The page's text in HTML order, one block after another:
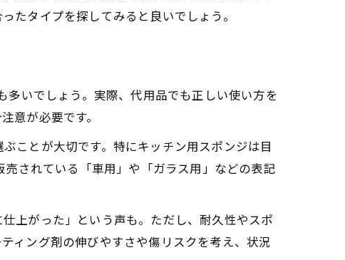
たタイプを探してみると良いでしょう。
いでしょう。実際、代用品でも正しい使い方を
意が必要です。
ことが大切です。特にキッチン用スポンジは目
されている「車用」や「ガラス用」などの表記
上がった」という声も。ただし、耐久性やスポ
ィング剤の伸びやすさや傷リスクを考え、状況